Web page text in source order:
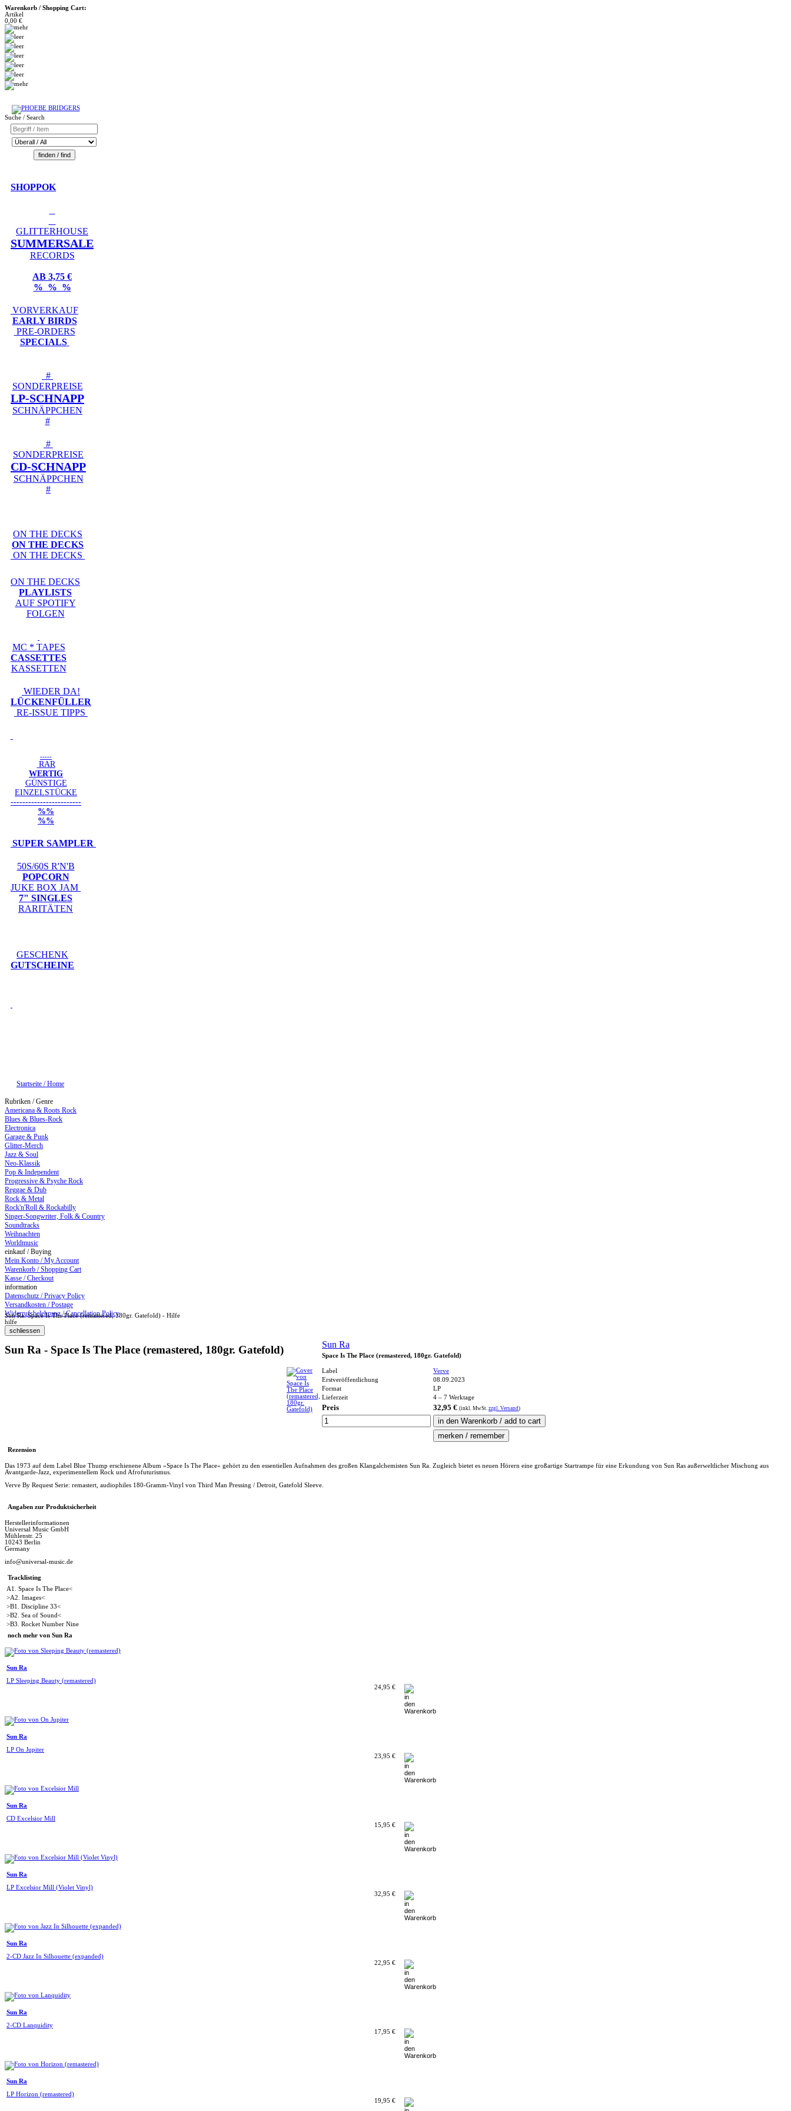
Warenkorb / Shopping Cart:
Artikel
0,00 €
Suche / Search
SHOPPOK
GLITTERHOUSE
SUMMERSALE
RECORDS
AB 3,75 €
% % %
VORVERKAUF
EARLY BIRDS
PRE-ORDERS
SPECIALS
#
SONDERPREISE
LP-SCHNAPP
SCHNÄPPCHEN
#
#
SONDERPREISE
CD-SCHNAPP
SCHNÄPPCHEN
#
ON THE DECKS
ON THE DECKS
ON THE DECKS
ON THE DECKS
PLAYLISTS
AUF SPOTIFY
FOLGEN
MC * TAPES
CASSETTES
KASSETTEN
WIEDER DA!
LÜCKENFÜLLER
RE-ISSUE TIPPS
-----
RAR
WERTIG
GÜNSTIGE
EINZELSTÜCKE
------------------------
%%
%%
SUPER SAMPLER
50S/60S R'N'B
POPCORN
JUKE BOX JAM
7" SINGLES
RARITÄTEN
GESCHENK
GUTSCHEINE
Startseite / Home
Rubriken / Genre
Americana & Roots Rock
Blues & Blues-Rock
Electronica
Garage & Punk
Glitter-Merch
Jazz & Soul
Neo-Klassik
Pop & Independent
Progressive & Psyche Rock
Reggae & Dub
Rock & Metal
Rock'n'Roll & Rockabilly
Singer-Songwriter, Folk & Country
Soundtracks
Weihnachten
Worldmusic
einkauf / Buying
Mein Konto / My Account
Warenkorb / Shopping Cart
Kasse / Checkout
information
Datenschutz / Privacy Policy
Versandkosten / Postage
Widerrufsbelehrung / Cancellation Policy
Sun Ra: Space Is The Place (remastered, 180gr. Gatefold) - Hilfe
hilfe
Sun Ra - Space Is The Place (remastered, 180gr. Gatefold) Sun Ra
Space Is The Place (remastered, 180gr. Gatefold)
Label
Verve
Erstveröffentlichung
08.09.2023
Format
LP
Lieferzeit
4 – 7 Werktage
Preis 32,95 € (inkl. MwSt. zzgl. Versand)
Rezension
Das 1973 auf dem Label Blue Thump erschienene Album »Space Is The Place« gehört zu den essentiellen Aufnahmen des großen Klangalchemisten Sun Ra. Zugleich bietet es neuen Hörern eine großartige Startrampe für eine Erkundung von Sun Ras außerweltlicher Mischung aus
Avantgarde-Jazz, experimentellem Rock und Afrofuturismus.
Verve By Request Serie: remastert, audiophiles 180-Gramm-Vinyl von Third Man Pressing / Detroit, Gatefold Sleeve.
Angaben zur Produktsicherheit
Herstellerinformationen
Universal Music GmbH
Mühlenstr. 25
10243 Berlin
Germany
info@universal-music.de
Tracklisting
A1. Space Is The Place<
>A2. Images<
>B1. Discipline 33<
>B2. Sea of Sound<
>B3. Rocket Number Nine
noch mehr von Sun Ra
Sun Ra
LP Sleeping Beauty (remastered)
24,95 €
Sun Ra
LP On Jupiter
23,95 €
Sun Ra
CD Excelsior Mill
15,95 €
Sun Ra
LP Excelsior Mill (Violet Vinyl)
32,95 €
Sun Ra
2-CD Jazz In Silhouette (expanded)
22,95 €
Sun Ra
2-CD Lanquidity
17,95 €
Sun Ra
LP Horizon (remastered)
19,95 €